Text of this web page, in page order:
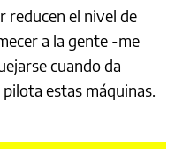
reducen el nivel de
a la gente -me
cuando da
estas máquinas.